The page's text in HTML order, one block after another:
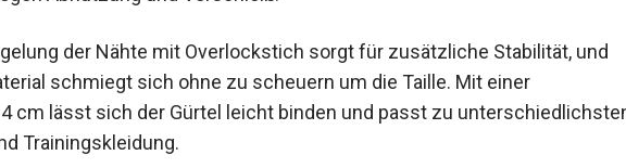
der Nähte mit Overlockstich sorgt für zusätzliche Stabilität, und
schmiegt sich ohne zu scheuern um die Taille. Mit einer
cm lässt sich der Gürtel leicht binden und passt zu
und Trainingskleidung.